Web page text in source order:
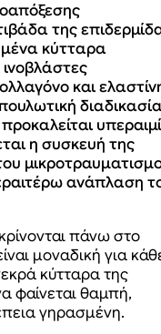
της
κύτταρα
και
η συσκευή της
ανάπλαση
πάνω στο
μοναδική για
κύτταρα της
φαίνεται θαμπή,
γηρασμένη.